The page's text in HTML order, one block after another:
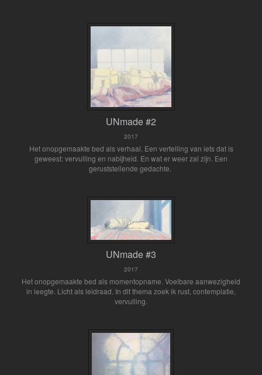
UNmade #2
2017
Het onopgemaakte bed als verhaal. Een vertelling van iets dat is
geweest: vervulling en nabijheid. En wat er weer zal zijn. Een
geruststellende gedachte.
UNmade #3
2017
Het onopgemaakte bed als momentopname. Voelbare aanwezigheid
in leegte. Licht als leidraad. In dit thema zoek ik rust, contemplatie,
vervulling.